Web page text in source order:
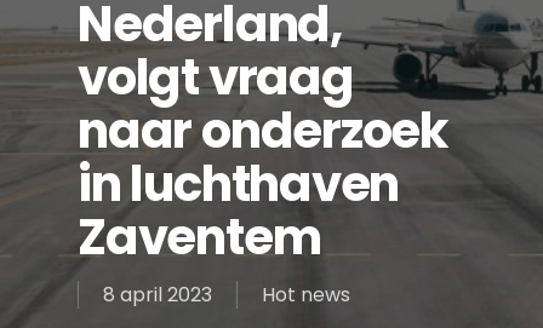
Nederland,
volgt vraag
naar onderzoek
in luchthaven
Zaventem
8 april 2023 Hot news